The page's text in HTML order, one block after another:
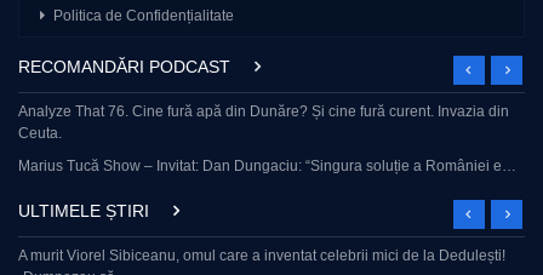
Politica de Confidențialitate
RECOMANDĂRI PODCAST
Analyze That 76. Cine fură apă din Dunăre? Și cine fură curent. Invazia din
Ceuta.
Marius Tucă Show – Invitat: Dan Dungaciu: “Singura soluție a României e…
ULTIMELE ȘTIRI
A murit Viorel Sibiceanu, omul care a inventat celebrii mici de la Dedulești!